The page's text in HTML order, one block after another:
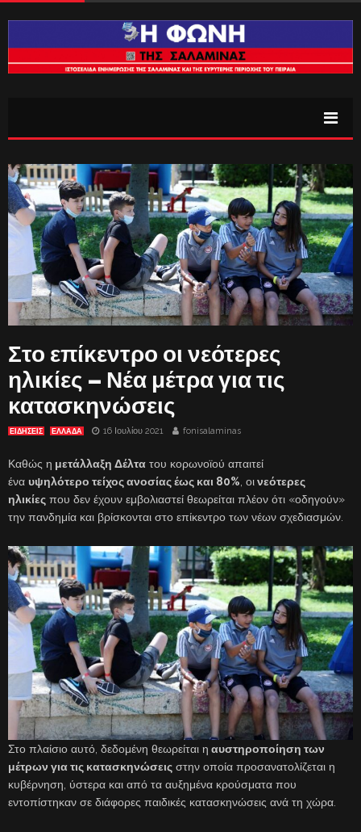
Στο επίκεντρο οι νεότερες
ηλικίες – Νέα μέτρα για τις
κατασκηνώσεις
ΕΙΔΗΣΕΙΣ ΕΛΛΑΔΑ 16 Ιουλίου 2021 fonisalaminas
Καθώς η μετάλλαξη Δέλτα του κορωνοϊού απαιτεί
ένα υψηλότερο τείχος ανοσίας έως και 80% , οινεότερες
ηλικίες που δεν έχουν εμβολιαστεί θεωρείται πλέον ότι «οδηγούν»
την πανδημία και βρίσκονται στο επίκεντρο των νέων σχεδιασμών.
Στο πλαίσιο αυτό, δεδομένη θεωρείται η αυστηροποίηση των
μέτρων για τις κατασκηνώσεις στην οποία προσανατολίζεται η
κυβέρνηση, ύστερα και από τα αυξημένα κρούσματα που
εντοπίστηκαν σε διάφορες παιδικές κατασκηνώσεις ανά τη χώρα.